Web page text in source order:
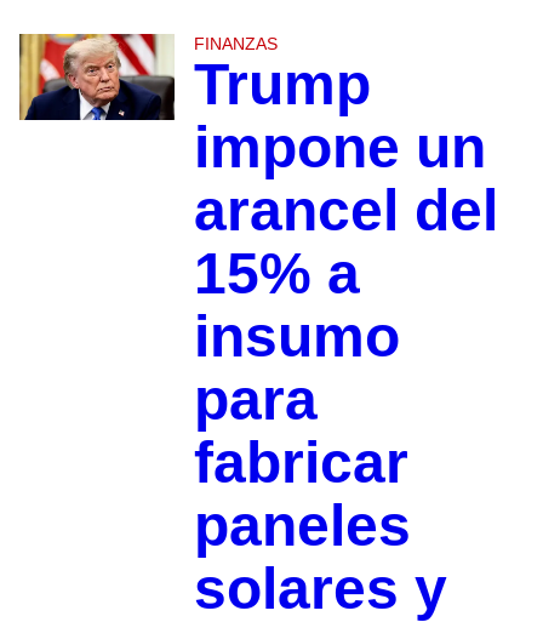
FINANZAS
Trump
impone un
arancel del
15% a
insumo
para
fabricar
paneles
solares y